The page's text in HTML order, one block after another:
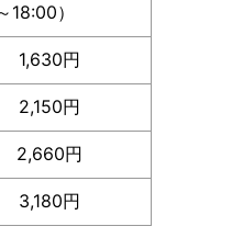
18:00）
1,630円
2,150円
2,660円
3,180円